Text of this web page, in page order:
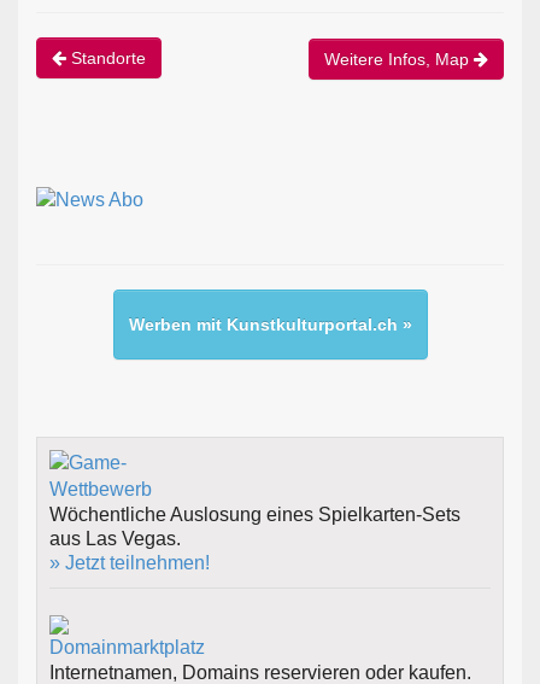
Standorte Weitere Infos, Map
Werben mit Kunstkulturportal.ch »
Wöchentliche Auslosung eines Spielkarten-Sets
aus Las Vegas.
» Jetzt teilnehmen!
Internetnamen, Domains reservieren oder kaufen.